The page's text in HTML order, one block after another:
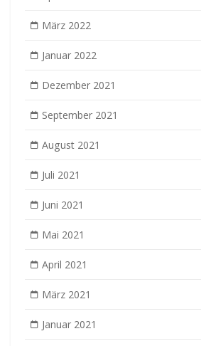
März 2022
Januar 2022
Dezember 2021
September 2021
August 2021
Juli 2021
Juni 2021
Mai 2021
April 2021
März 2021
Januar 2021